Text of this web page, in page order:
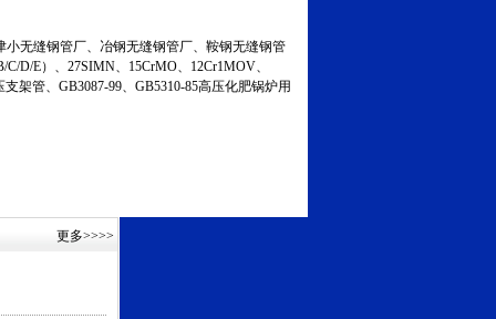
无缝钢管厂、冶钢无缝钢管厂、鞍钢无缝钢管
D/E）、27SIMN、15CrMO、12Cr1MOV、
架管、GB3087-99、GB5310-85高压化肥锅炉用
更多>>>>